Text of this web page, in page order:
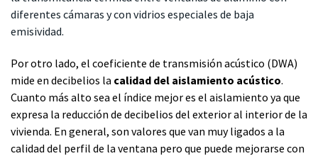
diferentes cámaras y con vidrios especiales de baja
emisividad.
Por otro lado, el coeficiente de transmisión acústico (DWA)
mide en decibelios la calidad del aislamiento acústico.
Cuanto más alto sea el índice mejor es el aislamiento ya que
expresa la reducción de decibelios del exterior al interior de la
vivienda. En general, son valores que van muy ligados a la
calidad del perfil de la ventana pero que puede mejorarse con